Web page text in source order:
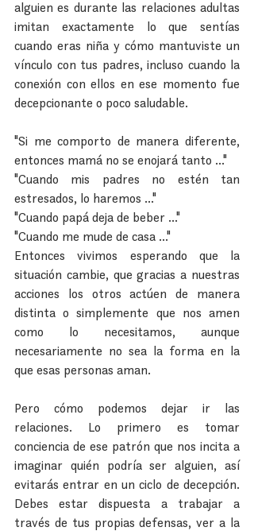
alguien es durante las relaciones adultas
imitan exactamente lo que sentías
cuando eras niña y cómo mantuviste un
vínculo con tus padres, incluso cuando la
conexión con ellos en ese momento fue
decepcionante o poco saludable.
"Si me comporto de manera diferente,
entonces mamá no se enojará tanto ..."
"Cuando mis padres no estén tan
estresados, lo haremos ..."
"Cuando papá deja de beber ..."
"Cuando me mude de casa ..."
Entonces vivimos esperando que la
situación cambie, que gracias a nuestras
acciones los otros actúen de manera
distinta o simplemente que nos amen
como lo necesitamos, aunque
necesariamente no sea la forma en la
que esas personas aman.
Pero cómo podemos dejar ir las
relaciones. Lo primero es tomar
conciencia de ese patrón que nos incita a
imaginar quién podría ser alguien, así
evitarás entrar en un ciclo de decepción.
Debes estar dispuesta a trabajar a
través de tus propias defensas, ver a la